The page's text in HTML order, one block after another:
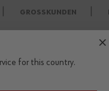
GROSSKUNDEN
for this country.